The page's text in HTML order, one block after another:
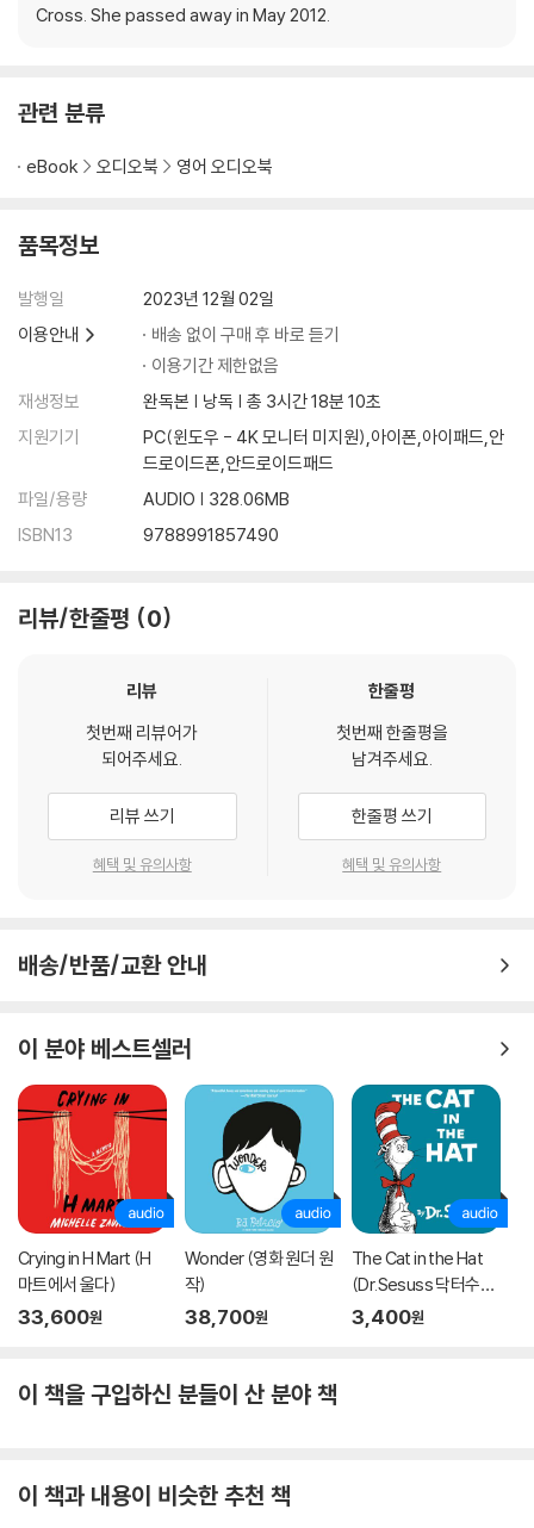
Cross. She passed away in May 2012.
관련 분류
eBook 오디오북 영어 오디오북
품목정보
발행일
2023년 12월 02일
이용안내
배송 없이 구매 후 바로 듣기
이용기간 제한없음
재생정보
완독본 | 낭독 | 총 3시간 18분 10초
지원기기
PC(윈도우 - 4K 모니터 미지원),아이폰,아이패드,안
드로이드폰,안드로이드패드
파일/용량
AUDIO | 328.06MB
ISBN13
9788991857490
리뷰/한줄평 0
리뷰
첫번째 리뷰어가
되어주세요.
리뷰 쓰기
혜택 및 유의사항
한줄평
첫번째 한줄평을
남겨주세요.
한줄평 쓰기
혜택 및 유의사항
배송/반품/교환 안내
이 분야 베스트셀러
Crying in H Mart (H
마트에서 울다)
33,600원
Wonder (영화 원더 원
작)
38,700원
The Cat in the Hat
(Dr.Sesuss 닥터수
스)
3,400원
이 책을 구입하신 분들이 산 분야 책
이 책과 내용이 비슷한 추천 책